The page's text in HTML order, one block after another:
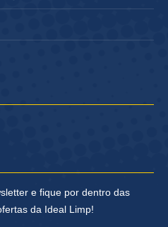
e fique por dentro das
da Ideal Limp!